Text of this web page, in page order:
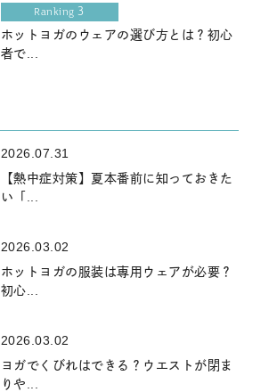
Ranking 3
ホットヨガのウェアの選び方とは？初心
者で...
2026.07.31
【熱中症対策】夏本番前に知っておきた
い「...
2026.03.02
ホットヨガの服装は専用ウェアが必要？
初心...
2026.03.02
ヨガでくびれはできる？ウエストが閉ま
りや...